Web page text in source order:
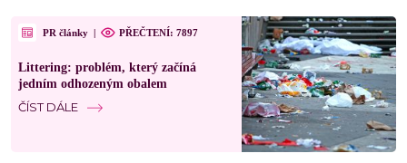
PR články | PŘEČTENÍ: 7897
Littering: problém, který začíná
jedním odhozeným obalem
ČÍST DÁLE